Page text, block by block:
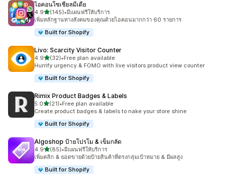
ไอคอนโซเชียลมีเดีย
4.9เต็ม 5 ดาว
(145)
ทั้งหมด 145 รีวิว
•มีแผนฟรีให้บริการ
เพิ่มหลักฐานทางสังคมของคุณด้วยไอคอนมากกว่า 60 รายการ
Built for Shopify
Livo: Scarcity Visitor Counter
4.9เต็ม 5 ดาว
(32)
ทั้งหมด 32 รีวิว
•Free plan available
Hurrify urgency & FOMO with live visitors product view counter
Built for Shopify
Rimix Product Badges & Labels
5.0เต็ม 5 ดาว
(21)
ทั้งหมด 21 รีวิว
•Free plan available
Create product badges & labels to nake your store shine
Built for Shopify
Algoshop ป้ายโปรโม & เข็มกลัด
4.9เต็ม 5 ดาว
(85)
ทั้งหมด 85 รีวิว
•มีแผนฟรีให้บริการ
เพิ่มคลิก & ยอดขายด้วยป้ายสินค้าที่ตรงกลุ่มเป้าหมาย & มีผลสูง
Built for Shopify